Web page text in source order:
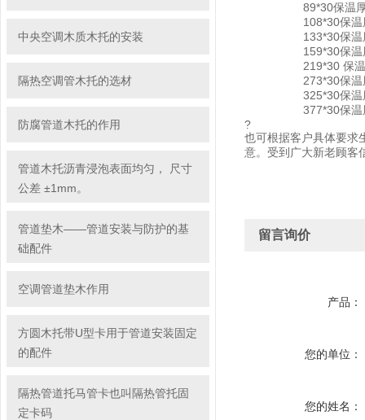
中央空调木质木托的安装
隔热空调管木托的选材
防腐管道木托的作用
管道木托沥青浸泡表面均匀， 尺寸
公差 ±1mm。
管道垫木——管道安装与防护的基
础配件
空调管道垫木作用
方圆木托带U型卡用于管道安装固定
的配件
隔热管道托马管卡也叫隔热管托固
定卡码
89*30保温厚度3公
108*30保温厚度3
133*30保温厚度3
159*30保温厚度3
219*30 保温厚度3
273*30保温厚度3
325*30保温厚度3
377*30保温厚度3
?
也可根据客户具体要求
意。受到广大新老顾客
留言询价
产品：
您的单位：
您的姓名：